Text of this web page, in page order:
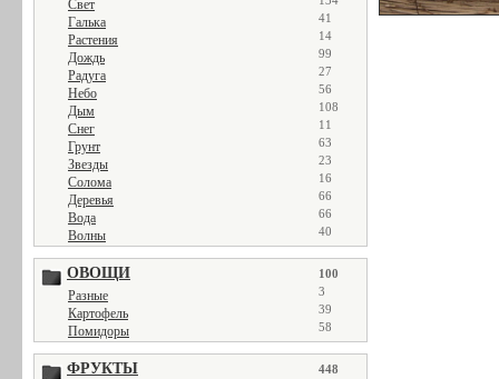
Свет
Галька 41
Растения 14
Дождь 99
Радуга 27
Небо 56
Дым 108
Снег 11
Грунт 63
Звезды 23
Солома 16
Деревья 66
Вода 66
Волны 40
ОВОЩИ 100
Разные 3
Картофель 39
Помидоры 58
ФРУКТЫ 448